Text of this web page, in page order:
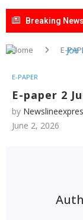
Breaking News
Home E-
E-PAPER
E-paper 2
by
June 2, 2026